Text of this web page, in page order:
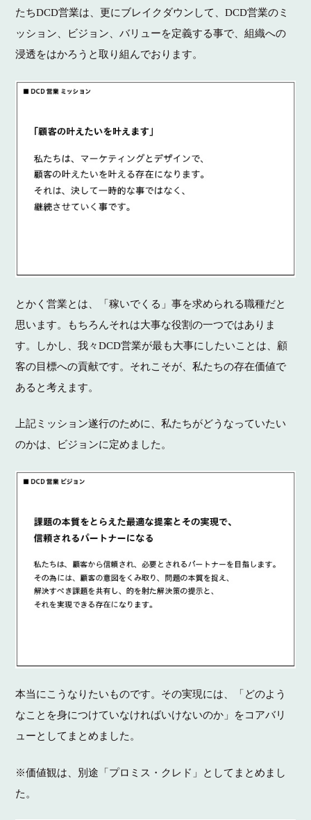
たちDCD営業は、更にブレイクダウンして、DCD営業のミ
ッション、ビジョン、バリューを定義する事で、組織への
浸透をはかろうと取り組んでおります。
とかく営業とは、「稼いでくる」事を求められる職種だと
思います。もちろんそれは大事な役割の一つではありま
す。しかし、我々DCD営業が最も大事にしたいことは、顧
客の目標への貢献です。それこそが、私たちの存在価値で
あると考えます。
上記ミッション遂行のために、私たちがどうなっていたい
のかは、ビジョンに定めました。
本当にこうなりたいものです。その実現には、「どのよう
なことを身につけていなければいけないのか」をコアバリ
ューとしてまとめました。
※価値観は、別途「プロミス・クレド」としてまとめまし
た。